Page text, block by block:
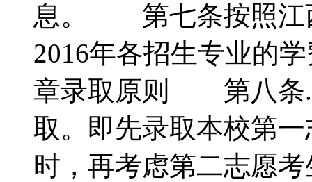
息。 第七条按照江
2016年各招生专业
章录取原则 第八条.
取。即先录取本校第
时，再考虑第二志愿